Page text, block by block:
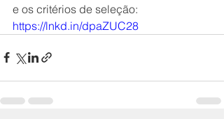
e os critérios de seleção:
https://lnkd.in/dpaZUC28